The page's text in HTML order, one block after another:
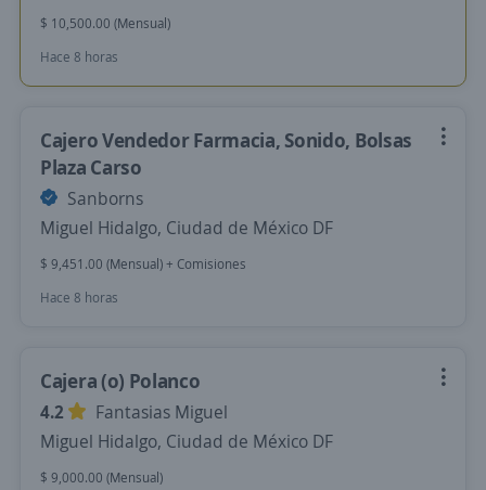
$ 10,500.00 (Mensual)
Hace 8 horas
Cajero Vendedor Farmacia, Sonido, Bolsas
Plaza Carso
Sanborns
Miguel Hidalgo, Ciudad de México DF
$ 9,451.00 (Mensual) + Comisiones
Hace 8 horas
Cajera (o) Polanco
4.2
Fantasias Miguel
Miguel Hidalgo, Ciudad de México DF
$ 9,000.00 (Mensual)